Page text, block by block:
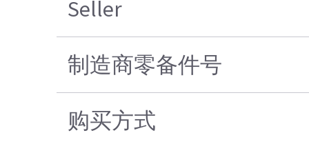
Seller
制造商零备件号
购买方式